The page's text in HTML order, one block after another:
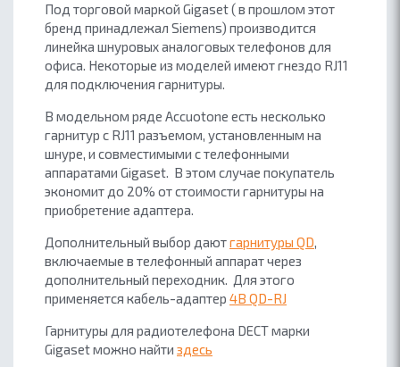
Под торговой маркой Gigaset ( в прошлом этот
бренд принадлежал Siemens) производится
линейка шнуровых аналоговых телефонов для
офиса. Некоторые из моделей имеют гнездо RJ11
для подключения гарнитуры.
В модельном ряде Accuotone есть несколько
гарнитур с RJ11 разъемом, установленным на
шнуре, и совместимыми с телефонными
аппаратами Gigaset. В этом случае покупатель
экономит до 20% от стоимости гарнитуры на
приобретение адаптера.
Дополнительный выбор даютгарнитуры QD,
включаемые в телефонный аппарат через
дополнительный переходник. Для этого
применяется кабель-адаптер 4B QD-RJ
Гарнитуры для радиотелефона DECT марки
Gigaset можно найти здесь